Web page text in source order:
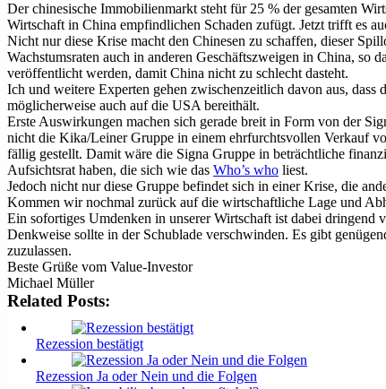
Der chinesische Immobilienmarkt steht für 25 % der gesamten
Wirtschaft in China empfindlichen Schaden zufügt. Jetzt trifft es
Nicht nur diese Krise macht den Chinesen zu schaffen, dieser
Wachstumsraten auch in anderen Geschäftszweigen in China, so
veröffentlicht werden, damit China nicht zu schlecht dasteht.
Ich und weitere Experten gehen zwischenzeitlich davon aus,
möglicherweise auch auf die USA bereithält.
Erste Auswirkungen machen sich gerade breit in Form von der
nicht die Kika/Leiner Gruppe in einem ehrfurchtsvollen Verkauf
fällig gestellt. Damit wäre die Signa Gruppe in beträchtliche
Aufsichtsrat haben, die sich wie das Who’s who liest.
Jedoch nicht nur diese Gruppe befindet sich in einer Krise, die
Kommen wir nochmal zurück auf die wirtschaftliche Lage und
Ein sofortiges Umdenken in unserer Wirtschaft ist dabei
Denkweise sollte in der Schublade verschwinden. Es gibt
zuzulassen.
Beste Grüße vom Value-Investor
Michael Müller
Related Posts:
Rezession bestätigt
Rezession Ja oder Nein und die Folgen